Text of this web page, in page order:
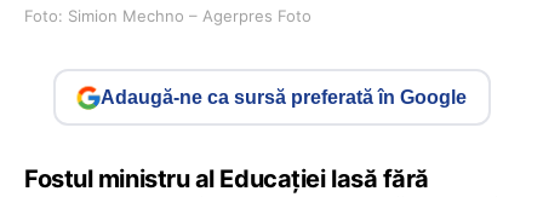
Foto: Simion Mechno – Agerpres Foto
Adaugă-ne ca sursă preferată în Google
Fostul ministru al Educației lasă fără